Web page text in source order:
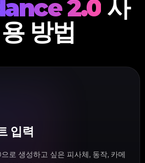
2.0 사
용 방법
입력
로 생성하고 싶은 피사체, 동작, 카메